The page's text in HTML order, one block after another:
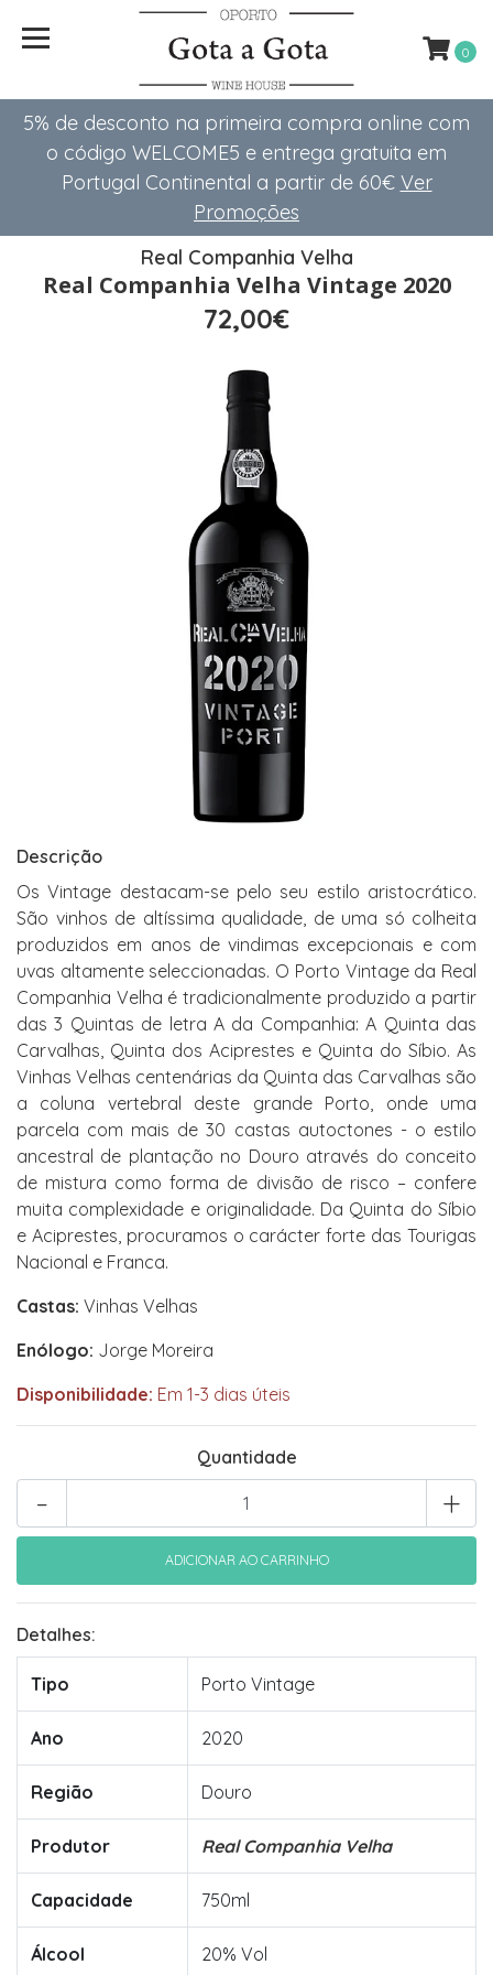
5% de desconto na primeira compra online com
o código WELCOME5 e entrega gratuita em
Portugal Continental a partir de 60€ Ver
Promoções
0
Real Companhia Velha
Real Companhia Velha Vintage 2020
72,00€
Descrição
Os Vintage destacam-se pelo seu estilo aristocrático.
São vinhos de altíssima qualidade, de uma só colheita
produzidos em anos de vindimas excepcionais e com
uvas altamente seleccionadas. O Porto Vintage da Real
Companhia Velha é tradicionalmente produzido a partir
das 3 Quintas de letra A da Companhia: A Quinta das
Carvalhas, Quinta dos Aciprestes e Quinta do Síbio. As
Vinhas Velhas centenárias da Quinta das Carvalhas são
a coluna vertebral deste grande Porto, onde uma
parcela com mais de 30 castas autoctones - o estilo
ancestral de plantação no Douro através do conceito
de mistura como forma de divisão de risco – confere
muita complexidade e originalidade. Da Quinta do Síbio
e Aciprestes, procuramos o carácter forte das Tourigas
Nacional e Franca.
Castas: Vinhas Velhas
Enólogo: Jorge Moreira
Disponibilidade: Em 1-3 dias úteis
Quantidade
+
-
Detalhes:
Tipo Porto Vintage
Ano 2020
Região Douro
Produtor Real Companhia Velha
Capacidade 750ml
Álcool 20% Vol